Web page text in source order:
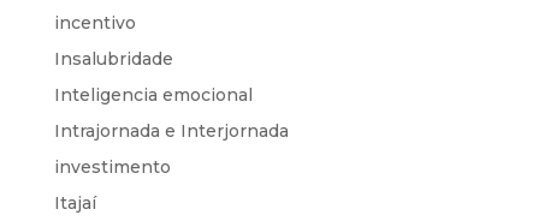
incentivo
Insalubridade
Inteligencia emocional
Intrajornada e Interjornada
investimento
Itajaí